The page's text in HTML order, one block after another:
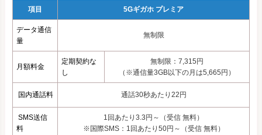
項目 5Gギガホ プレミア
データ通信
量
無制限
月額料金
定期契約な
し
無制限：7,315円
（※通信量3GB以下の月は5,665円）
国内通話料 通話30秒あたり22円
SMS送信
料
1回あたり3.3円～（受信 無料）
※国際SMS：1回あたり50円～（受信 無料）